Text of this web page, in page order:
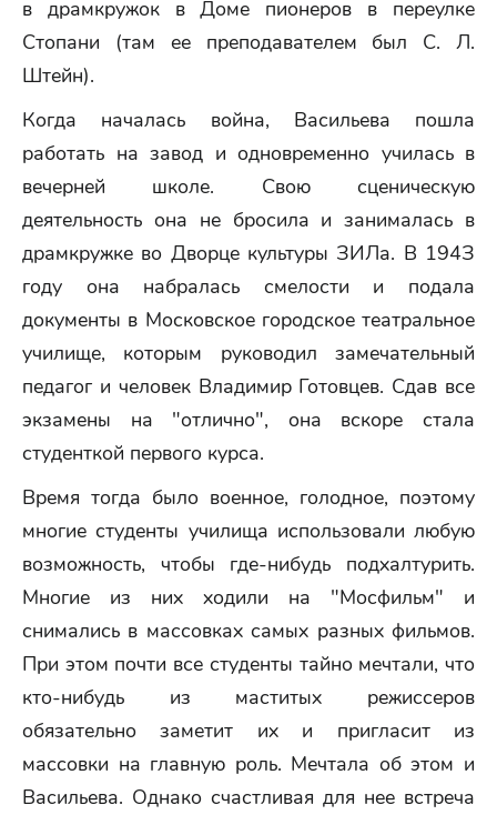
в драмкружок в Доме пионеров в переулке
Стопани (там ее преподавателем был С. Л.
Штейн).
Когда началась война, Васильева пошла
работать на завод и одновременно училась в
вечерней школе. Свою сценическую
деятельность она не бросила и занималась в
драмкружке во Дворце культуры ЗИЛа. В 194З
году она набралась смелости и подала
документы в Московское городское театральное
училище, которым руководил замечательный
педагог и человек Владимир Готовцев. Сдав все
экзамены на "отлично", она вскоре стала
студенткой первого курса.
Время тогда было военное, голодное, поэтому
многие студенты училища использовали любую
возможность, чтобы где-нибудь подхалтурить.
Многие из них ходили на "Мосфильм" и
снимались в массовках самых разных фильмов.
При этом почти все студенты тайно мечтали, что
кто-нибудь из маститых режиссеров
обязательно заметит их и пригласит из
массовки на главную роль. Мечтала об этом и
Васильева. Однако счастливая для нее встреча